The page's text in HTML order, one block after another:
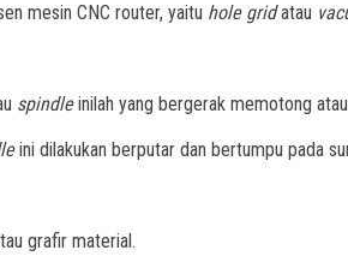
mesin CNC router, yaitu hole gridatau
spindleinilah yang bergerak memotong
ini dilakukan berputar dan bertumpu pada
grafir material.